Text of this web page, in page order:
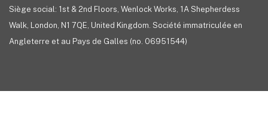
Siège social: 1st & 2nd Floors, Wenlock Works, 1A Shepherdess
Walk, London, N1 7QE, United Kingdom. Société immatriculée en
Angleterre et au Pays de Galles (no. 06951544)